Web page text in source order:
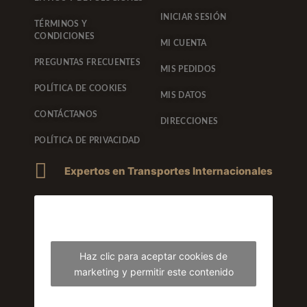
TÉRMINOS Y
CONDICIONES
PREGUNTAS FRECUENTES
POLÍTICA DE COOKIES
CONTÁCTANOS
POLÍTICA DE PRIVACIDAD
INICIAR SESIÓN
MI CUENTA
MIS PEDIDOS
MIS DATOS
DIRECCIONES
Expertos en Transportes Internacionales
Haz clic para aceptar cookies de
marketing y permitir este contenido